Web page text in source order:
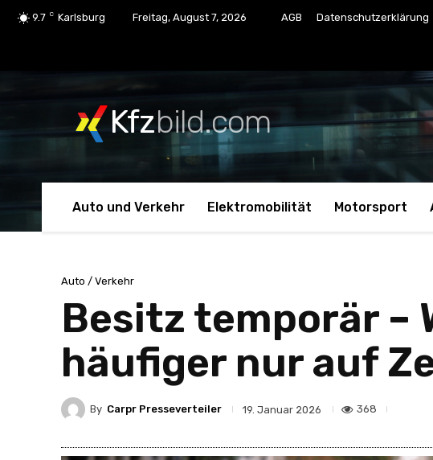
9.7 C Karlsburg Freitag, August 7, 2026 AGB Datenschutzerklärung
Kfzbild.com
Auto und Verkehr Elektromobilität Motorsport
Auto / Verkehr
Besitz temporär –
häufiger nur auf
By Carpr Presseverteiler 19. Januar 2026 368